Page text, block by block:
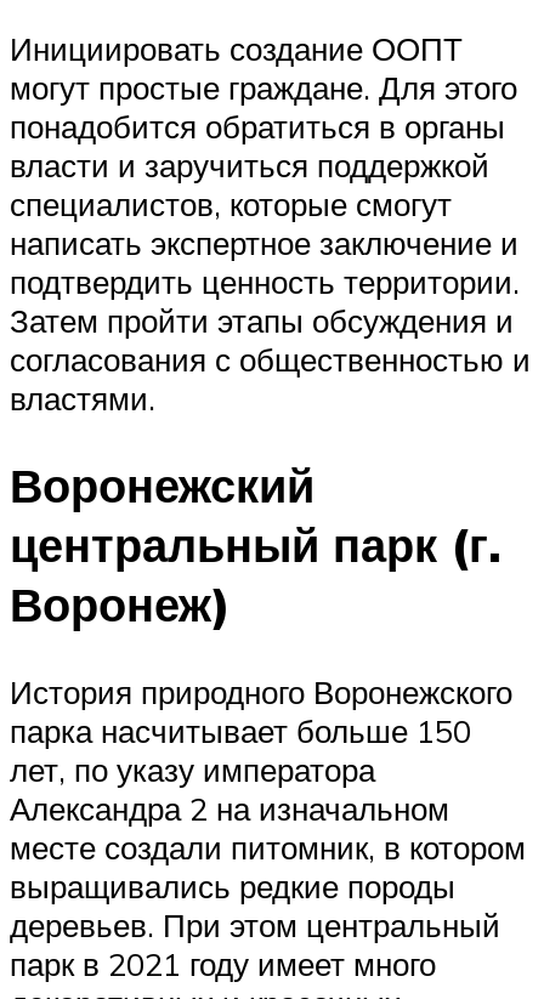
Инициировать создание ООПТ
могут простые граждане. Для этого
понадобится обратиться в органы
власти и заручиться поддержкой
специалистов, которые смогут
написать экспертное заключение и
подтвердить ценность территории.
Затем пройти этапы обсуждения и
согласования с общественностью и
властями.
Воронежский
центральный парк (г.
Воронеж)
История природного Воронежского
парка насчитывает больше 150
лет, по указу императора
Александра 2 на изначальном
месте создали питомник, в котором
выращивались редкие породы
деревьев. При этом центральный
парк в 2021 году имеет много